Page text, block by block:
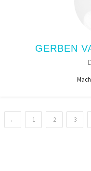
GERBEN
← 1 2 3